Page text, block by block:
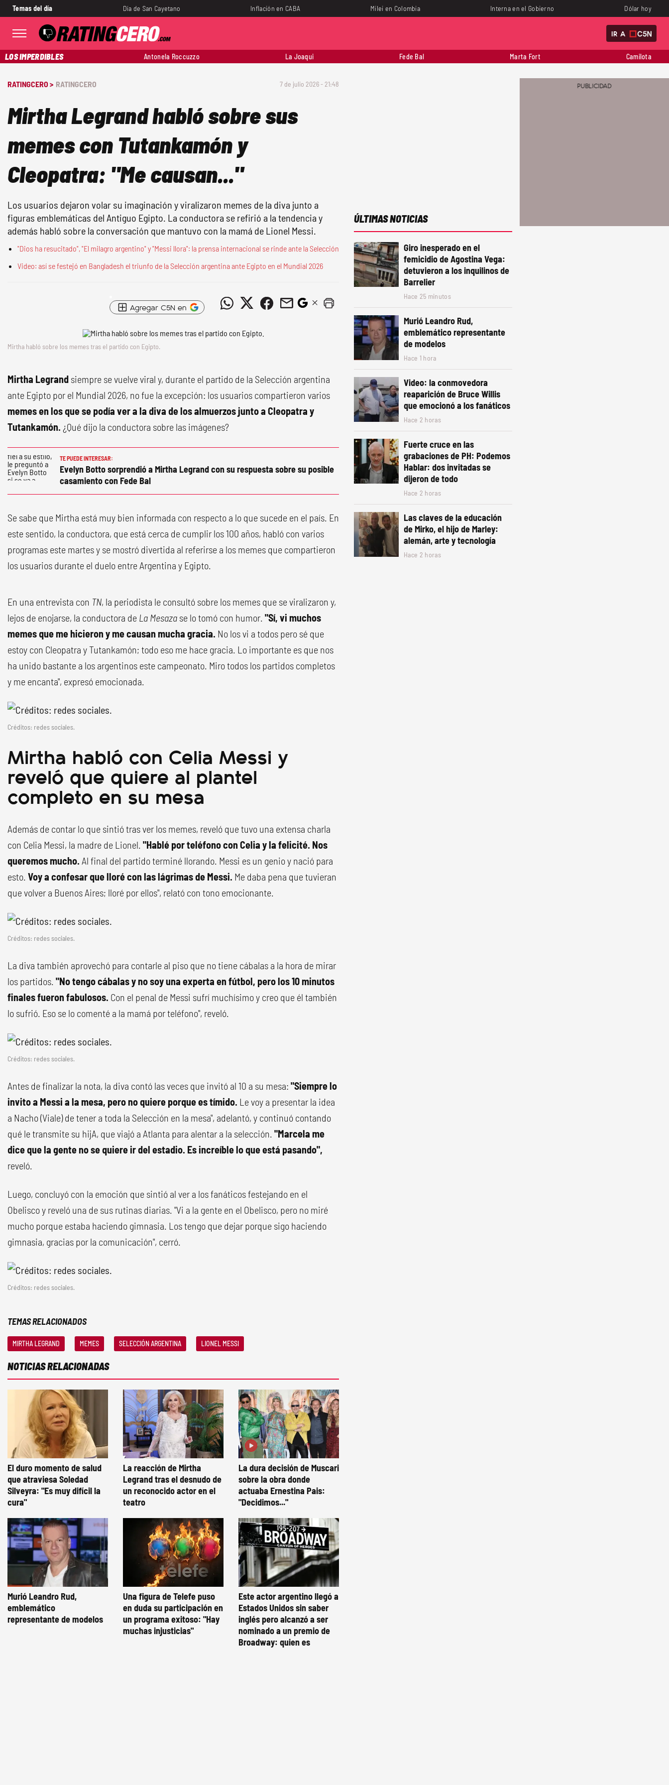
Temas del día Día de San Cayetano Inflación en CABA Milei en Colombia Interna en el Gobierno Dólar hoy
IR A
LOS IMPERDIBLES Antonela Roccuzzo La Joaqui Fede Bal Marta Fort Camilota
RATINGCERO > RATINGCERO 7 de julio 2026 - 21:48
Mirtha Legrand habló sobre sus
memes con Tutankamón y
Cleopatra: "Me causan..."
Los usuarios dejaron volar su imaginación y viralizaron memes de la diva junto a
figuras emblemáticas del Antiguo Egipto. La conductora se refirió a la tendencia y
además habló sobre la conversación que mantuvo con la mamá de Lionel Messi.
"Dios ha resucitado", "El milagro argentino" y "Messi llora": la prensa internacional se rinde ante la Selección
Video: así se festejó en Bangladesh el triunfo de la Selección argentina ante Egipto en el Mundial 2026
Agregar C5N en
Mirtha habló sobre los memes tras el partido con Egipto.
Mirtha Legrand siempre se vuelve viral y, durante el partido de la Selección argentina
ante Egipto por el Mundial 2026, no fue la excepción: los usuarios compartieron varios
memes en los que se podía ver a la diva de los almuerzos junto a Cleopatra y
Tutankamón. ¿Qué dijo la conductora sobre las imágenes?
TE PUEDE INTERESAR:
Evelyn Botto sorprendió a Mirtha Legrand con su respuesta sobre su posible
casamiento con Fede Bal
Se sabe que Mirtha está muy bien informada con respecto a lo que sucede en el país. En
este sentido, la conductora, que está cerca de cumplir los 100 años, habló con varios
programas este martes y se mostró divertida al referirse a los memes que compartieron
los usuarios durante el duelo entre Argentina y Egipto.
En una entrevista con TN, la periodista le consultó sobre los memes que se viralizaron y,
lejos de enojarse, la conductora de La Mesaza se lo tomó con humor. "Sí, vi muchos
memes que me hicieron y me causan mucha gracia. No los vi a todos pero sé que
estoy con Cleopatra y Tutankamón; todo eso me hace gracia. Lo importante es que nos
ha unido bastante a los argentinos este campeonato. Miro todos los partidos completos
y me encanta", expresó emocionada.
Créditos: redes sociales.
Mirtha habló con Celia Messi y
reveló que quiere al plantel
completo en su mesa
Además de contar lo que sintió tras ver los memes, reveló que tuvo una extensa charla
con Celia Messi, la madre de Lionel. "Hablé por teléfono con Celia y la felicité. Nos
queremos mucho. Al final del partido terminé llorando. Messi es un genio y nació para
esto. Voy a confesar que lloré con las lágrimas de Messi. Me daba pena que tuvieran
que volver a Buenos Aires; lloré por ellos", relató con tono emocionante.
Créditos: redes sociales.
La diva también aprovechó para contarle al piso que no tiene cábalas a la hora de mirar
los partidos. "No tengo cábalas y no soy una experta en fútbol, pero los 10 minutos
finales fueron fabulosos. Con el penal de Messi sufrí muchísimo y creo que él también
lo sufrió. Eso se lo comenté a la mamá por teléfono", reveló.
Créditos: redes sociales.
Antes de finalizar la nota, la diva contó las veces que invitó al 10 a su mesa: "Siempre lo
invito a Messi a la mesa, pero no quiere porque es tímido. Le voy a presentar la idea
a Nacho (Viale) de tener a toda la Selección en la mesa", adelantó, y continuó contando
qué le transmite su hijA, que viajó a Atlanta para alentar a la selección. "Marcela me
dice que la gente no se quiere ir del estadio. Es increíble lo que está pasando",
reveló.
Luego, concluyó con la emoción que sintió al ver a los fanáticos festejando en el
Obelisco y reveló una de sus rutinas diarias. "Vi a la gente en el Obelisco, pero no miré
mucho porque estaba haciendo gimnasia. Los tengo que dejar porque sigo haciendo
gimnasia, gracias por la comunicación", cerró.
Créditos: redes sociales.
TEMAS RELACIONADOS
MIRTHA LEGRAND MEMES SELECCIÓN ARGENTINA LIONEL MESSI
NOTICIAS RELACIONADAS
El duro momento de salud
que atraviesa Soledad
Silveyra: "Es muy difícil la
cura"
La reacción de Mirtha
Legrand tras el desnudo de
un reconocido actor en el
teatro
La dura decisión de Muscari
sobre la obra donde
actuaba Ernestina Pais:
"Decidimos..."
Murió Leandro Rud,
emblemático
representante de modelos
Una figura de Telefe puso
en duda su participación en
un programa exitoso: "Hay
muchas injusticias"
Este actor argentino llegó a
Estados Unidos sin saber
inglés pero alcanzó a ser
nominado a un premio de
Broadway: quien es
ÚLTIMAS NOTICIAS
Giro inesperado en el
femicidio de Agostina Vega:
detuvieron a los inquilinos de
Barrelier
Hace 25 minutos
Murió Leandro Rud,
emblemático representante
de modelos
Hace 1 hora
Video: la conmovedora
reaparición de Bruce Willis
que emocionó a los fanáticos
Hace 2 horas
Fuerte cruce en las
grabaciones de PH: Podemos
Hablar: dos invitadas se
dijeron de todo
Hace 2 horas
Las claves de la educación
de Mirko, el hijo de Marley:
alemán, arte y tecnología
Hace 2 horas